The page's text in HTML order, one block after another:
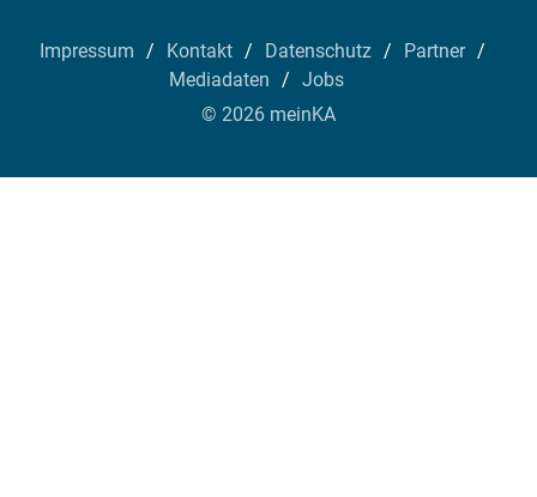
Impressum Kontakt Datenschutz
Partner
Mediadaten
Jobs
© 2026 meinKA